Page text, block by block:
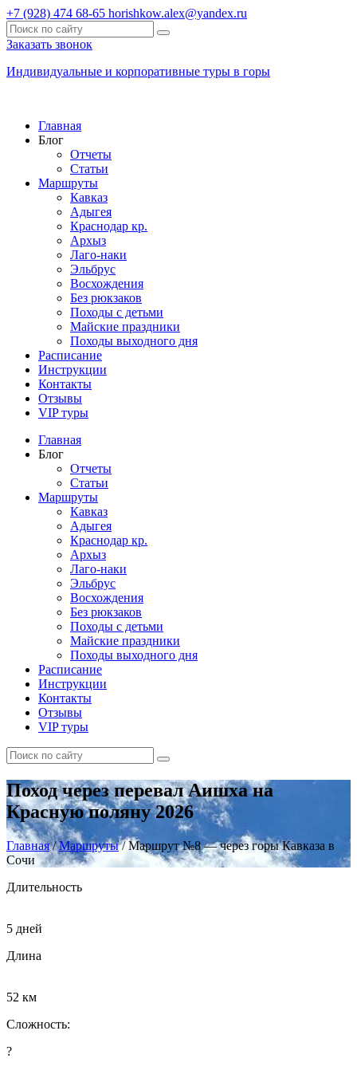
+7 (928) 474 68-65 horishkow.alex@yandex.ru
Заказать звонок
Индивидуальные и корпоративные туры в горы
Главная
Блог
Отчеты
Статьи
Маршруты
Кавказ
Адыгея
Краснодар кр.
Архыз
Лаго-наки
Эльбрус
Восхождения
Без рюкзаков
Походы с детьми
Майские праздники
Походы выходного дня
Расписание
Инструкции
Контакты
Отзывы
VIP туры
Главная
Блог
Отчеты
Статьи
Маршруты
Кавказ
Адыгея
Краснодар кр.
Архыз
Лаго-наки
Эльбрус
Восхождения
Без рюкзаков
Походы с детьми
Майские праздники
Походы выходного дня
Расписание
Инструкции
Контакты
Отзывы
VIP туры
Поход через перевал Аишха на
Красную поляну 2026
Главная/Маршруты/Маршрут №8 — через горы Кавказа в
Сочи
Длительность
5 дней
Длина
52 км
Сложность:
?